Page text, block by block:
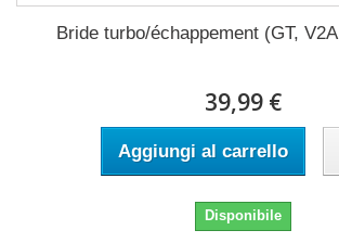
Bride turbo/échappement (GT,
39,99 €
Aggiungi al carrello
Disponibile